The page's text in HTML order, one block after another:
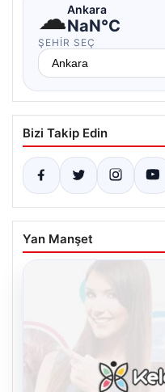
☁Ankara
NaN°C
ŞEHIR SEÇ
Bizi Takip Edin
Yan Manşet